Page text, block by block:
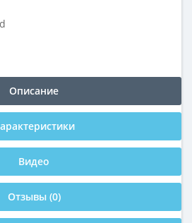
Описание
Видео
Отзывы (0)